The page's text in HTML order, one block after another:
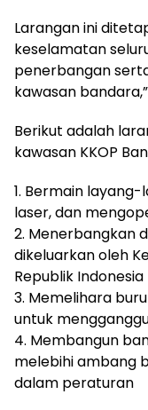
Larangan ini
keselamatan
penerbangan
kawasan
Berikut adalah
kawasan KKOP
1. Bermain
laser, dan
2. Menerbangkan
dikeluarkan oleh
Republik Indonesia
3. Memelihara
untuk
4. Membangun
melebihi ambang
dalam peraturan